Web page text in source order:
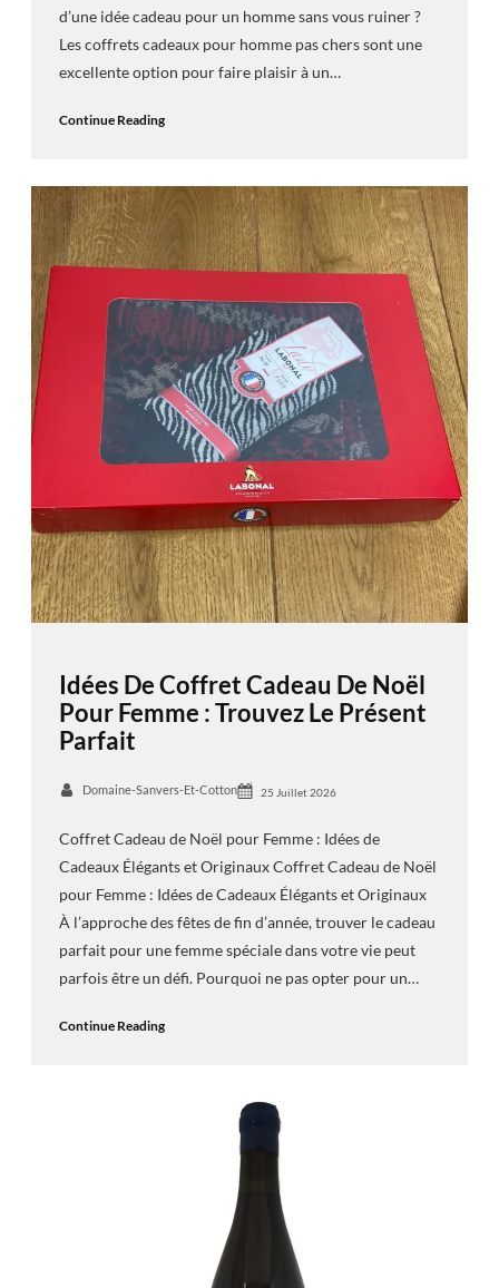
d’une idée cadeau pour un homme sans vous ruiner ?
Les coffrets cadeaux pour homme pas chers sont une
excellente option pour faire plaisir à un…
Continue Reading
Idées De Coffret Cadeau De Noël
Pour Femme : Trouvez Le Présent
Parfait
Domaine-Sanvers-Et-Cotton 25 Juillet 2026
Coffret Cadeau de Noël pour Femme : Idées de
Cadeaux Élégants et Originaux Coffret Cadeau de Noël
pour Femme : Idées de Cadeaux Élégants et Originaux
À l’approche des fêtes de fin d’année, trouver le cadeau
parfait pour une femme spéciale dans votre vie peut
parfois être un défi. Pourquoi ne pas opter pour un…
Continue Reading